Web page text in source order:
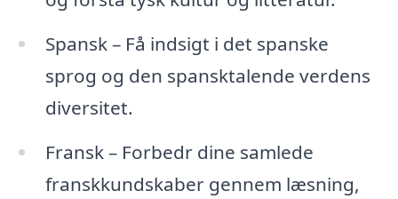
Spansk – Få indsigt i det spanske
sprog og den spansktalende verdens
diversitet.
Fransk – Forbedr dine samlede
franskkundskaber gennem læsning,